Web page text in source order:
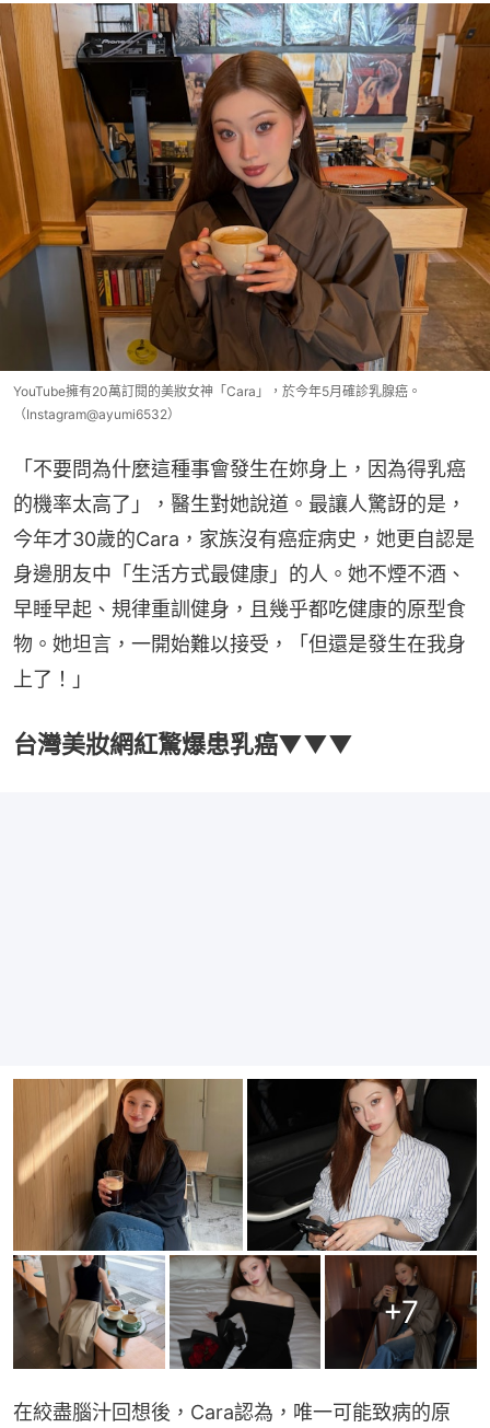
YouTube擁有20萬訂閱的美妝女神「Cara」，於今年5月確診乳腺癌。
（Instagram@ayumi6532）
「不要問為什麼這種事會發生在妳身上，因為得乳癌
的機率太高了」，醫生對她說道。最讓人驚訝的是，
今年才30歲的Cara，家族沒有癌症病史，她更自認是
身邊朋友中「生活方式最健康」的人。她不煙不酒、
早睡早起、規律重訓健身，且幾乎都吃健康的原型食
物。她坦言，一開始難以接受，「但還是發生在我身
上了！」
台灣美妝網紅驚爆患乳癌▼▼▼
+7
在絞盡腦汁回想後，Cara認為，唯一可能致病的原